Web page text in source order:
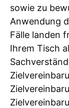
sowie zu
Anwendung
Fälle landen
Ihrem Tisch